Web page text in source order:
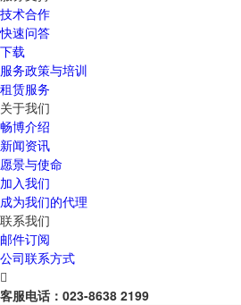
技术合作
快速问答
下载
服务政策与培训
租赁服务
关于我们
畅博介绍
新闻资讯
愿景与使命
加入我们
成为我们的代理
联系我们
邮件订阅
公司联系方式

客服电话： 023-8638 2199